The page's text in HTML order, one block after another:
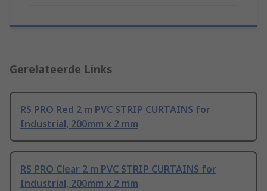
Gerelateerde Links
RS PRO Red 2 m PVC STRIP CURTAINS for
Industrial, 200mm x 2 mm
RS PRO Clear 2 m PVC STRIP CURTAINS for
Industrial, 200mm x 2 mm